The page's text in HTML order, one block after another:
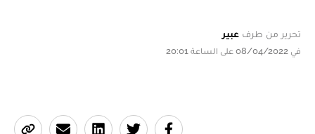
تحرير من طرف عبير
في 08/04/2022 على الساعة 20:01